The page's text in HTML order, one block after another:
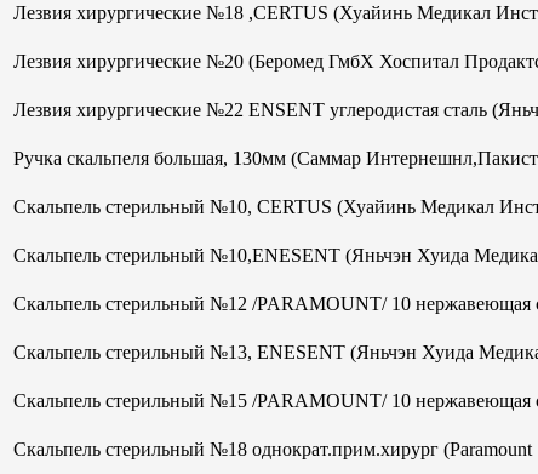
Лезвия хирургические №18 ,CERTUS (Хуайинь Медикал
Лезвия хирургические №20 (Беромед ГмбХ Хоспитал
Лезвия хирургические №22 ENSENT углеродистая сталь
Ручка скальпеля большая, 130мм (Саммар
Скальпель стерильный №10, CERTUS (Хуайинь Медикал
Скальпель стерильный №10,ENESENT (Яньчэн Хуида
Скальпель стерильный №12 /PARAMOUNT/ 10
Скальпель стерильный №13, ENESENT (Яньчэн Хуида
Скальпель стерильный №15 /PARAMOUNT/ 10
Скальпель стерильный №18 однократ.прим.хирург